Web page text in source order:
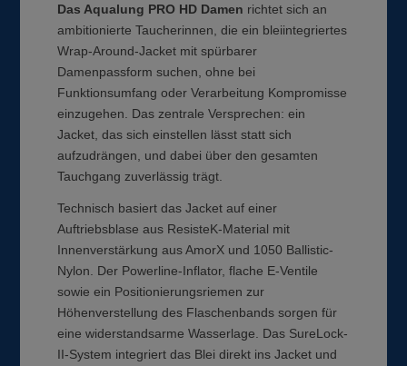
Das Aqualung PRO HD Damen richtet sich an
ambitionierte Taucherinnen, die ein bleiintegriertes
Wrap-Around-Jacket mit spürbarer
Damenpassform suchen, ohne bei
Funktionsumfang oder Verarbeitung Kompromisse
einzugehen. Das zentrale Versprechen: ein
Jacket, das sich einstellen lässt statt sich
aufzudrängen, und dabei über den gesamten
Tauchgang zuverlässig trägt.
Technisch basiert das Jacket auf einer
Auftriebsblase aus ResisteK-Material mit
Innenverstärkung aus AmorX und 1050 Ballistic-
Nylon. Der Powerline-Inflator, flache E-Ventile
sowie ein Positionierungsriemen zur
Höhenverstellung des Flaschenbands sorgen für
eine widerstandsarme Wasserlage. Das SureLock-
II-System integriert das Blei direkt ins Jacket und